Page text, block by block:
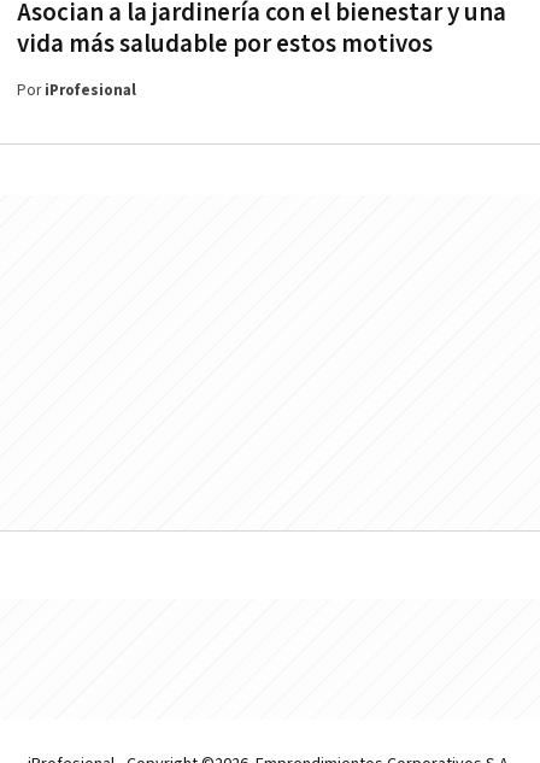
Asocian a la jardinería con el bienestar y una
vida más saludable por estos motivos
PoriProfesional